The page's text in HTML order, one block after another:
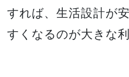
すれば、生活設計が
すくなるのが大きな利